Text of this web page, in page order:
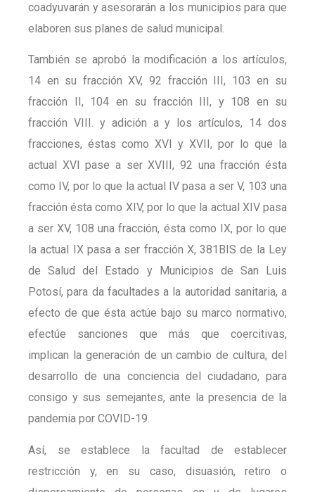
coadyuvarán y asesorarán a los municipios para que
elaboren sus planes de salud municipal.
También se aprobó la modificación a los artículos,
14 en su fracción XV, 92 fracción III, 103 en su
fracción II, 104 en su fracción III, y 108 en su
fracción VIII. y adición a y los artículos, 14 dos
fracciones, éstas como XVI y XVII, por lo que la
actual XVI pase a ser XVIII, 92 una fracción ésta
como IV, por lo que la actual IV pasa a ser V, 103 una
fracción ésta como XIV, por lo que la actual XIV pasa
a ser XV, 108 una fracción, ésta como IX, por lo que
la actual IX pasa a ser fracción X, 381BIS de la Ley
de Salud del Estado y Municipios de San Luis
Potosí, para da facultades a la autoridad sanitaria, a
efecto de que ésta actúe bajo su marco normativo,
efectúe sanciones que más que coercitivas,
implican la generación de un cambio de cultura, del
desarrollo de una conciencia del ciudadano, para
consigo y sus semejantes, ante la presencia de la
pandemia por COVID-19.
Así, se establece la facultad de establecer
restricción y, en su caso, disuasión, retiro o